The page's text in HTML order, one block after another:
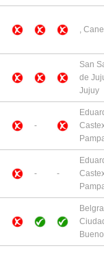
,
San
de
Jujuy
-
- -